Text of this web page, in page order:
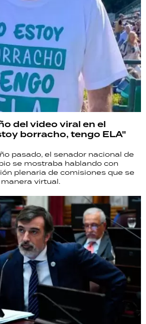
del video viral en el
borracho, tengo ELA"
pasado, el senador nacional de
se mostraba hablando con
plenaria de comisiones que se
virtual.